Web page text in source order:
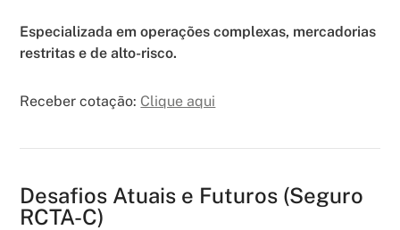
Especializada em operações complexas, mercadorias
restritas e de alto-risco.
Receber cotação: Clique aqui
Desafios Atuais e Futuros (Seguro
RCTA-C)